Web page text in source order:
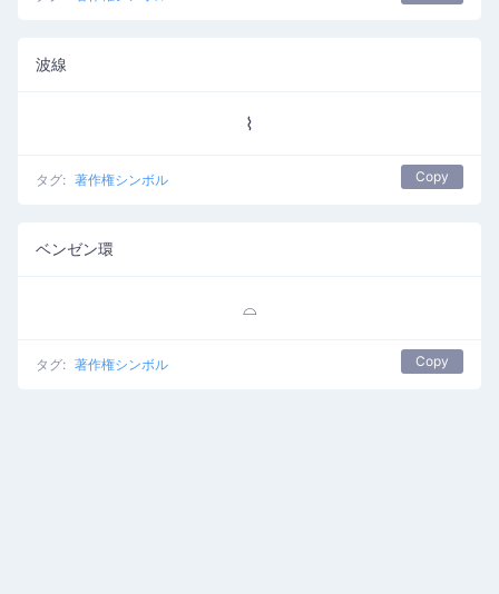
波線
⌇
タグ: 著作権シンボル Copy
ベンゼン環
⌓
タグ: 著作権シンボル Copy